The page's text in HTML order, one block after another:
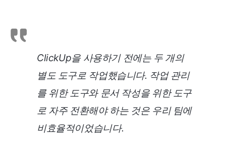
ClickUp을 사용하기 전에는 두 개의
별도 도구로 작업했습니다. 작업 관리
를 위한 도구와 문서 작성을 위한 도구
로 자주 전환해야 하는 것은 우리 팀에
비효율적이었습니다.